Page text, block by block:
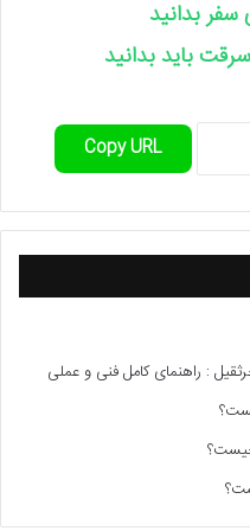
سفر بدانید
باید بدانید
Copy URL
: راهنمای کامل فنی و عملی